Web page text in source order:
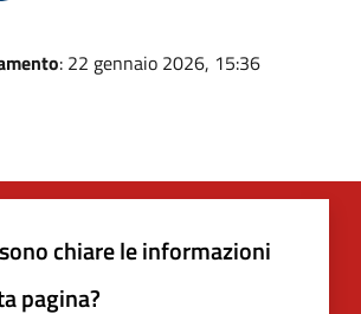
: 22 gennaio 2026, 15:36
chiare le informazioni
pagina?